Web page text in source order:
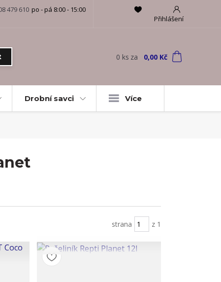
Přihlášení
479 610 po - pá 8:00 - 15:00
0 ks za 0,00 Kč
Drobní savci Více
strana z 1